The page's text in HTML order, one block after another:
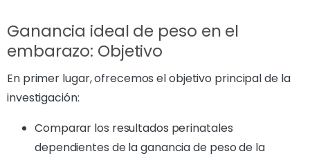
Ganancia ideal de peso en el
embarazo: Objetivo
En primer lugar, ofrecemos el objetivo principal de la
investigación:
Comparar los resultados perinatales
dependientes de la ganancia de peso de la